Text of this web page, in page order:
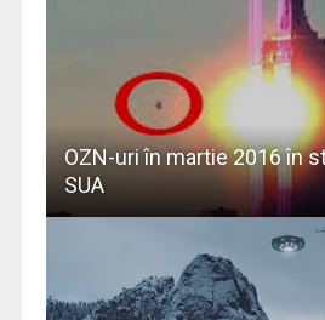
OZN-uri în martie 2016 în
SUA